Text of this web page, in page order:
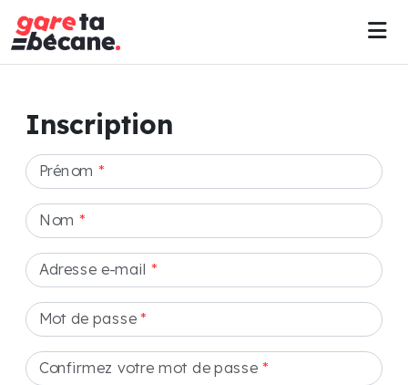
Inscription
Prénom *
Nom *
Adresse e-mail *
Mot de passe*
Confirmez votre mot de passe *